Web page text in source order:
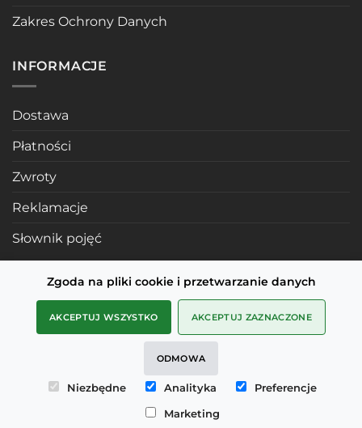
Zgoda na pliki cookie i przetwarzanie danych
AKCEPTUJ WSZYSTKO AKCEPTUJ ZAZNACZONE
ODMOWA
Niezbędne Analityka
Preferencje
Marketing
Zakres Ochrony Danych
INFORMACJE
Dostawa
Płatności
Zwroty
Reklamacje
Słownik pojęć
POLECANE STRONY
Profile mosiężne
mDesignStudio